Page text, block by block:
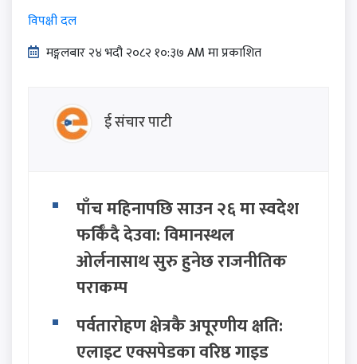
विपक्षी दल
मङ्गलबार २४ भदौ २०८२ १०:३७ AM मा प्रकाशित
ई संचार पाटी
पाँच महिनापछि साउन २६ मा स्वदेश
फर्किँदै देउवा: विमानस्थल
ओर्लनासाथ सुरु हुनेछ राजनीतिक
पराकम्प
पर्वतारोहण क्षेत्रकै अपूरणीय क्षति:
एलाइट एक्सपेडका वरिष्ठ गाइड